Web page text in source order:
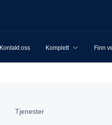
Kontakt oss Komplett Finn
Tjenester